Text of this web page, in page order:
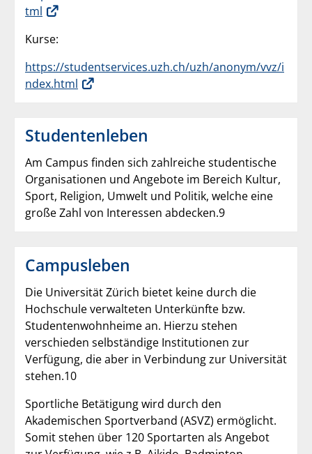
tml
Kurse:
https://studentservices.uzh.ch/uzh/anonym/vvz/i
ndex.html
Studentenleben
Am Campus finden sich zahlreiche studentische
Organisationen und Angebote im Bereich Kultur,
Sport, Religion, Umwelt und Politik, welche eine
große Zahl von Interessen abdecken.9
Campusleben
Die Universität Zürich bietet keine durch die
Hochschule verwalteten Unterkünfte bzw.
Studentenwohnheime an. Hierzu stehen
verschieden selbständige Institutionen zur
Verfügung, die aber in Verbindung zur Universität
stehen.10
Sportliche Betätigung wird durch den
Akademischen Sportverband (ASVZ) ermöglicht.
Somit stehen über 120 Sportarten als Angebot